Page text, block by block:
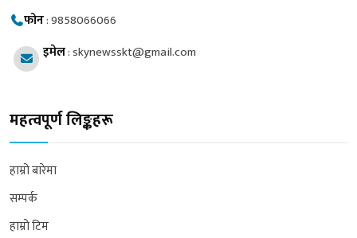
फोन:9858066066
इमेल:skynewsskt@gmail.com
महत्वपूर्ण लिङ्कहरू
हाम्रो बारेमा
सम्पर्क
हाम्रो टिम